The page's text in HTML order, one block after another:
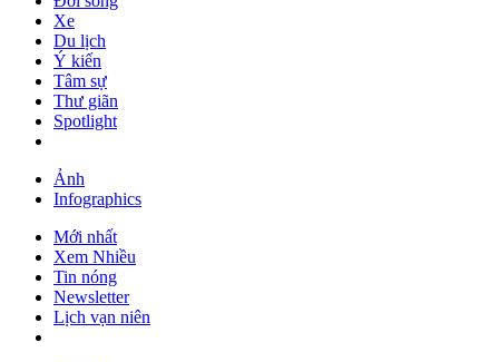
Xe
Du lịch
Ý kiến
Tâm sự
Thư giãn
Spotlight
Ảnh
Infographics
Mới nhất
Xem Nhiều
Tin nóng
Newsletter
Lịch vạn niên